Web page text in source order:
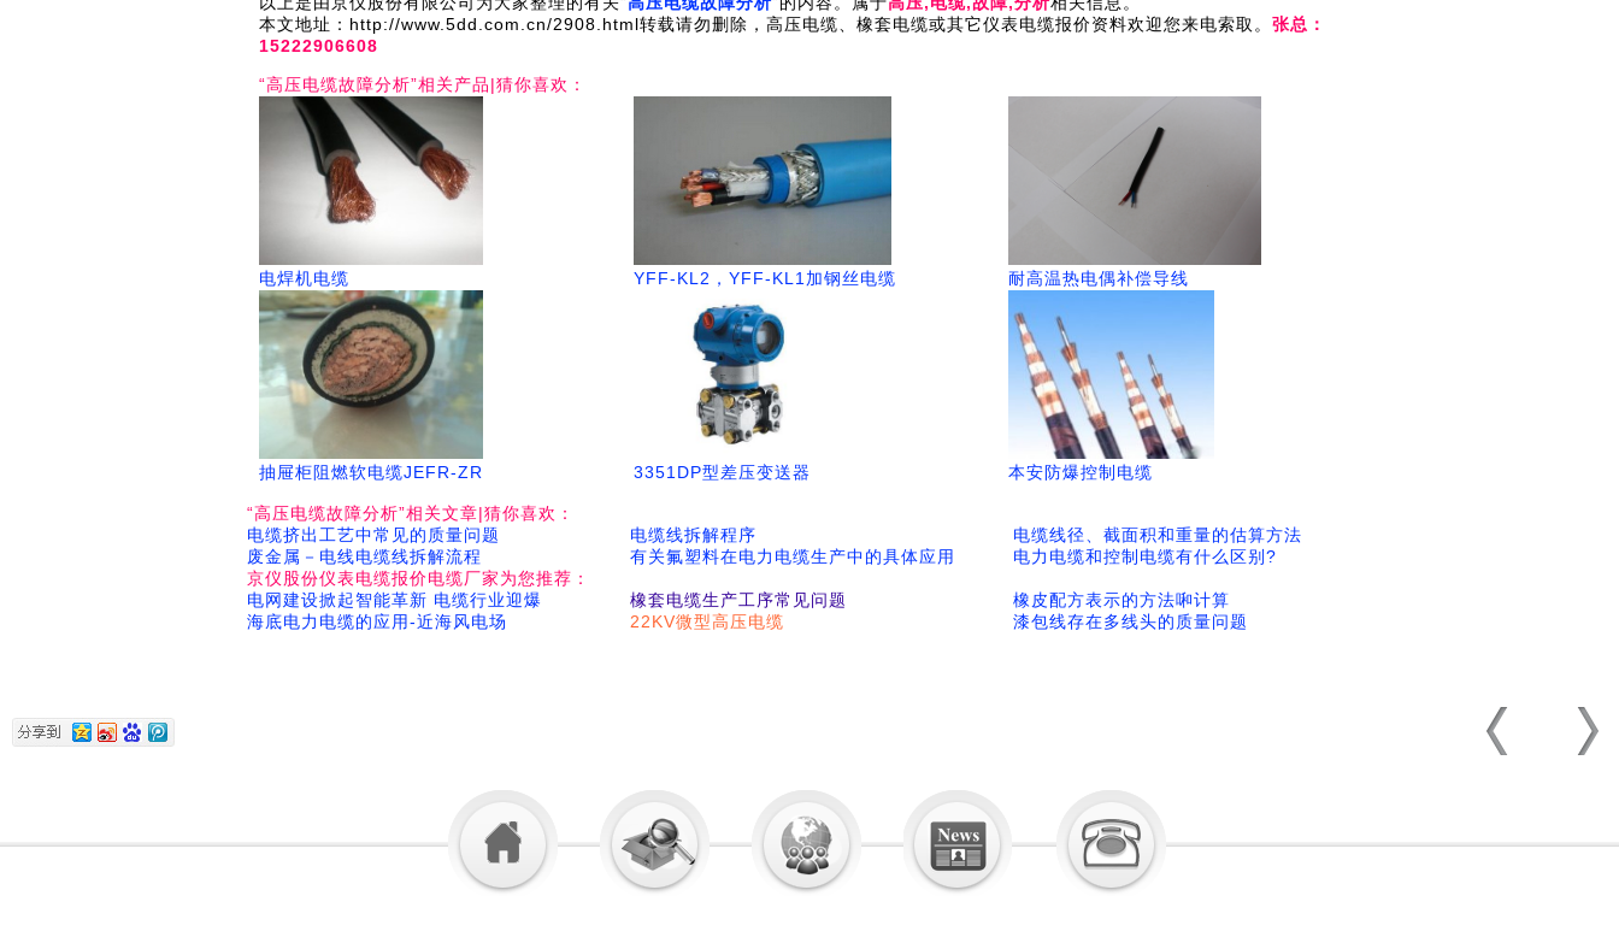
本文地址：http://www.5dd.com.cn/2908.html转载请勿删除，高压电缆、橡套电缆或其它仪表电缆报价资料欢迎您来电索取。 张总：
15222906608
“高压电缆故障分析”相关产品|猜你喜欢：
电焊机电缆 YFF-KL2，YFF-KL1加钢丝电缆 耐高温热电偶补偿导线
抽屉柜阻燃软电缆JEFR-ZR 3351DP型差压变送器 本安防爆控制电缆
“高压电缆故障分析”相关文章|猜你喜欢：
电缆挤出工艺中常见的质量问题
电缆线拆解程序
电缆线径、截面积和重量的估算方法
废金属－电线电缆线拆解流程
有关氟塑料在电力电缆生产中的具体应用
电力电缆和控制电缆有什么区别?
京仪股份仪表电缆报价电缆厂家为您推荐：
电网建设掀起智能革新 电缆行业迎爆
橡套电缆生产工序常见问题
橡皮配方表示的方法啝计算
海底电力电缆的应用-近海风电场
22KV微型高压电缆 漆包线存在多线头的质量问题